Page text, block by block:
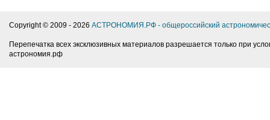
Copyright © 2009 - 2026 АСТРОНОМИЯ.РФ - общероссийский
Перепечатка всех эксклюзивных материалов разрешается только при
астрономия.рф